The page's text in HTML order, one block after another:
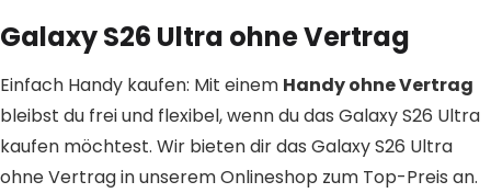
Galaxy S26 Ultra ohne Vertrag
Einfach Handy kaufen: Mit einem Handy ohne Vertrag
bleibst du frei und flexibel, wenn du das Galaxy S26 Ultra
kaufen möchtest. Wir bieten dir das Galaxy S26 Ultra
ohne Vertrag in unserem Onlineshop zum Top-Preis an.